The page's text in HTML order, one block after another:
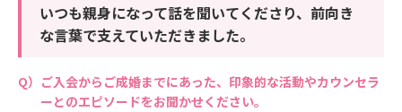
いつも親身になって話を聞いてくださり、前向き
な言葉で支えていただきました。
ご入会からご成婚までにあった、印象的な活動やカウンセラ
ーとのエピソードをお聞かせください。